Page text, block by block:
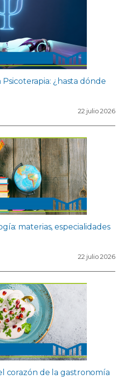
¿hasta dónde
22 julio 2026
materias, especialidades
22 julio 2026
corazón de la gastronomía